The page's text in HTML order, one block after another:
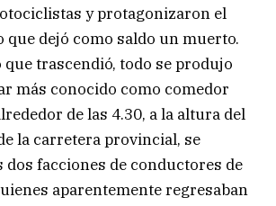
y protagonizaron el
dejó como saldo un muerto.
que trascendió, todo se produjo
más conocido como comedor
de las 4.30, a la altura del
la carretera provincial, se
facciones de conductores de
aparentemente regresaban